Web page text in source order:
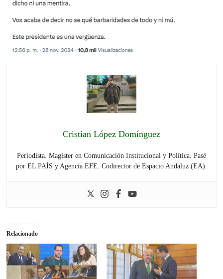
Cristian López Domínguez
Periodista. Magíster en Comunicación Institucional y Política. Pasé
por EL PAÍS y Agencia EFE. Codirector de Espacio Andaluz (EA).
Relacionado